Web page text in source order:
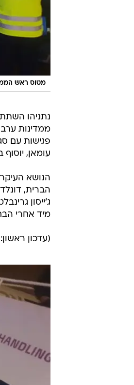
מטוס ראש
נתניהו
פגישות עם
עומאן,
הנושא
הברית,
ג'ייסון
מיד אחרי
(עדכון ראשון: 03:12)